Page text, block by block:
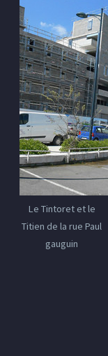
Le Tintoret et le
Titien de la rue Paul
gauguin